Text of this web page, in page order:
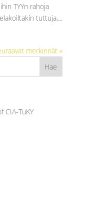
TYYn rahoja
tuttuja,...
merkinnät »
CIA-TuKY